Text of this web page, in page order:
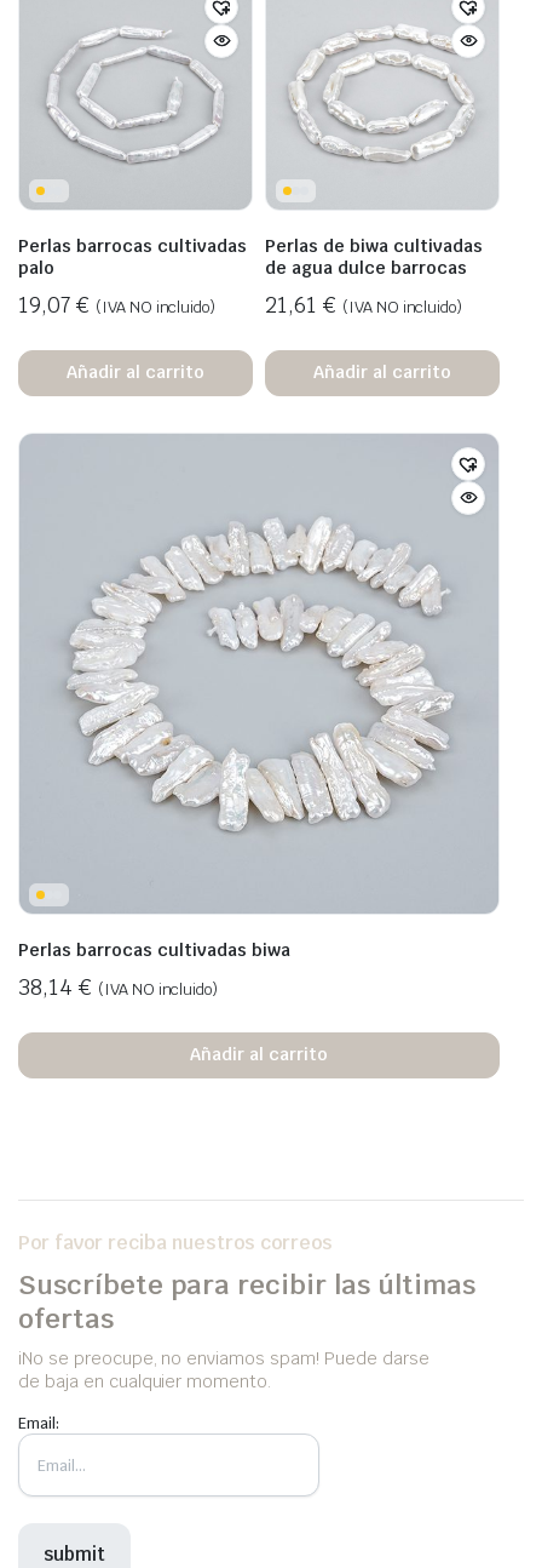
Perlas barrocas cultivadas
palo
19,07 € (IVA NO incluido)
Añadir al carrito
Perlas de biwa cultivadas
de agua dulce barrocas
21,61 € (IVA NO incluido)
Añadir al carrito
Perlas barrocas cultivadas biwa
38,14 € (IVA NO incluido)
Añadir al carrito
Por favor reciba nuestros correos
Suscríbete para recibir las últimas
ofertas
iNo se preocupe, no enviamos spam! Puede darse
de baja en cualquier momento.
Email: